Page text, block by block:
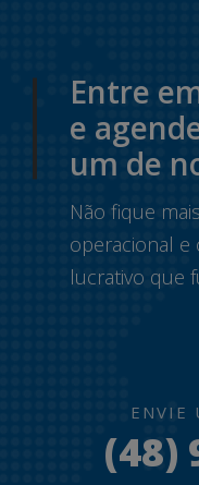
Entre
e
um de
Não fique
operacional e
lucrativo que
ENVIE
(48)